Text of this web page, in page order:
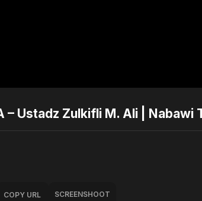
– Ustadz Zulkifli M. Ali | Nabawi
COPY URL SCREENSHOOT